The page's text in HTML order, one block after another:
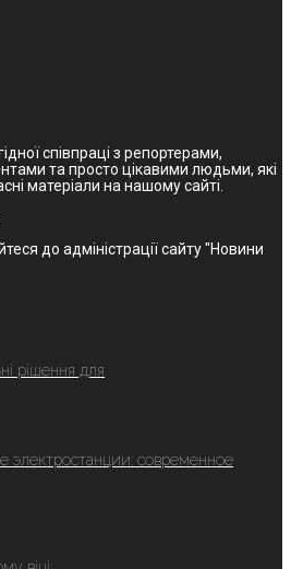
співпраці з репортерами,
та просто цікавими людьми, які
матеріали на нашому сайті.
до адміністрації сайту "Новини
рішення для
современное